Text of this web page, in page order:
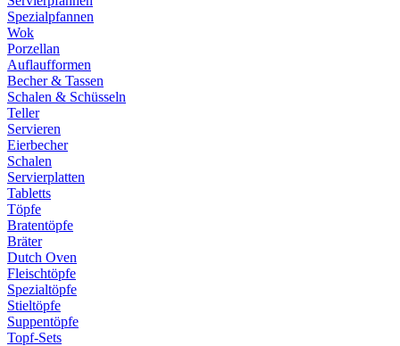
Spezialpfannen
Wok
Porzellan
Auflaufformen
Becher & Tassen
Schalen & Schüsseln
Teller
Servieren
Eierbecher
Schalen
Servierplatten
Tabletts
Töpfe
Bratentöpfe
Bräter
Dutch Oven
Fleischtöpfe
Spezialtöpfe
Stieltöpfe
Suppentöpfe
Topf-Sets